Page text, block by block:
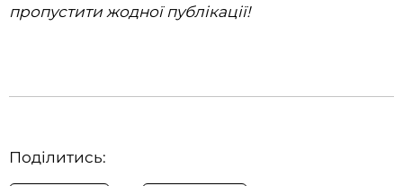
пропустити жодної публікації!
Поділитись: